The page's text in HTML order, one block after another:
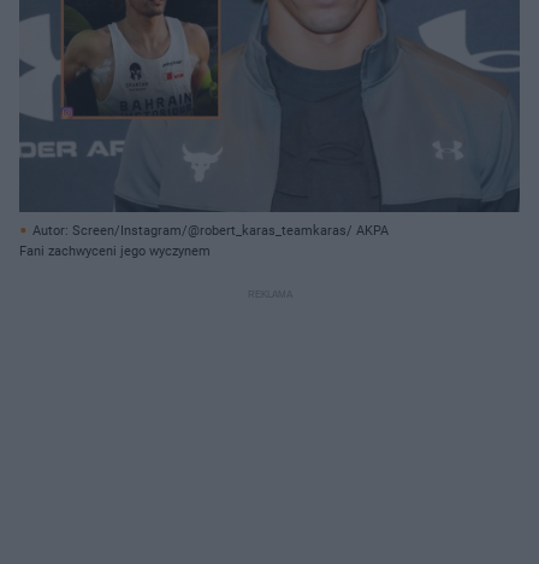
Autor: Screen/Instagram/@robert_karas_teamkaras/ AKPA
Fani zachwyceni jego wyczynem